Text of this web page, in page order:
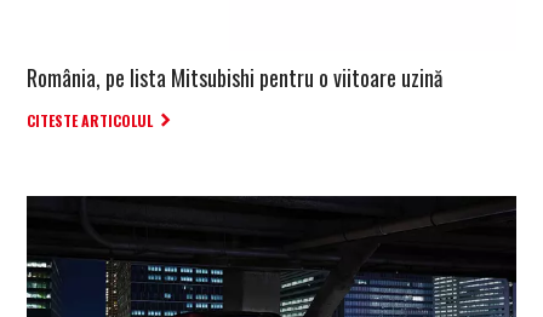
România, pe lista Mitsubishi pentru o viitoare uzină
CITESTE ARTICOLUL